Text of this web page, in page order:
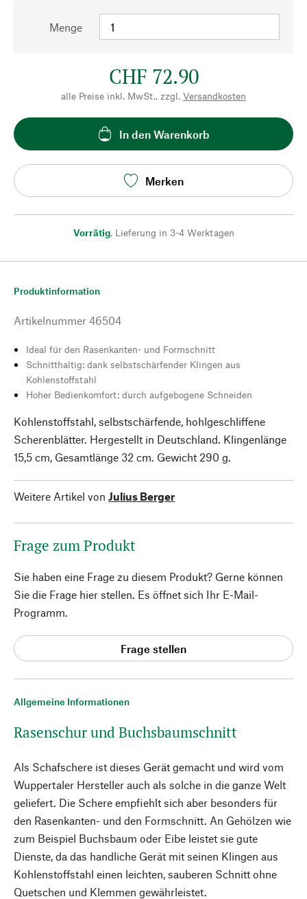
Menge
CHF 72.90
alle Preise inkl. MwSt., zzgl. Versandkosten
In den Warenkorb
Merken
Vorrätig, Lieferung in 3-4 Werktagen
Allgemeine Informationen
Rasenschur und Buchsbaumschnitt
Als Schafschere ist dieses Gerät gemacht und wird vom
Wuppertaler Hersteller auch als solche in die ganze Welt
geliefert. Die Schere empfiehlt sich aber besonders für
den Rasenkanten- und den Formschnitt. An Gehölzen wie
zum Beispiel Buchsbaum oder Eibe leistet sie gute
Dienste, da das handliche Gerät mit seinen Klingen aus
Kohlenstoffstahl einen leichten, sauberen Schnitt ohne
Quetschen und Klemmen gewährleistet.
Produktinformation
Artikelnummer 46504
Ideal für den Rasenkanten- und Formschnitt
Schnitthaltig: dank selbstschärfender Klingen aus
Kohlenstoffstahl
Hoher Bedienkomfort: durch aufgebogene Schneiden
Kohlenstoffstahl, selbstschärfende, hohlgeschliffene
Scherenblätter. Hergestellt in Deutschland. Klingenlänge
15,5 cm, Gesamtlänge 32 cm. Gewicht 290 g.
Weitere Artikel von Julius Berger
Frage zum Produkt
Sie haben eine Frage zu diesem Produkt? Gerne können
Sie die Frage hier stellen. Es öffnet sich Ihr E-Mail-
Programm.
Frage stellen